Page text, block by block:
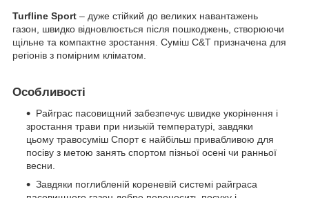
Turfline Sport – дуже стійкий до великих навантажень
газон, швидко відновлюється після пошкоджень, створюючи
щільне та компактне зростання. Суміш С&Т призначена для
регіонів з помірним кліматом.
Особливості
Райграс пасовищний забезпечує швидке укорінення і
зростання трави при низькій температурі, завдяки
цьому травосуміш Спорт є найбільш привабливою для
посіву з метою занять спортом пізньої осені чи ранньої
весни.
Завдяки поглибленій кореневій системі райграса